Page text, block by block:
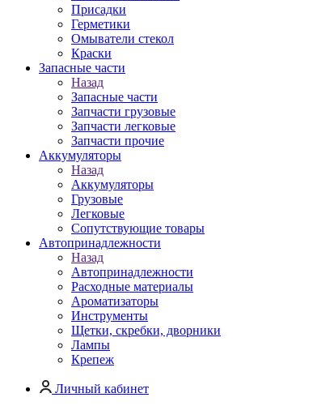
Присадки
Герметики
Омыватели стекол
Краски
Запасные части
Назад
Запасные части
Запчасти грузовые
Запчасти легковые
Запчасти прочие
Аккумуляторы
Назад
Аккумуляторы
Грузовые
Легковые
Сопутствующие товары
Автопринадлежности
Назад
Автопринадлежности
Расходные материалы
Ароматизаторы
Инструменты
Щетки, скребки, дворники
Лампы
Крепеж
Личный кабинет